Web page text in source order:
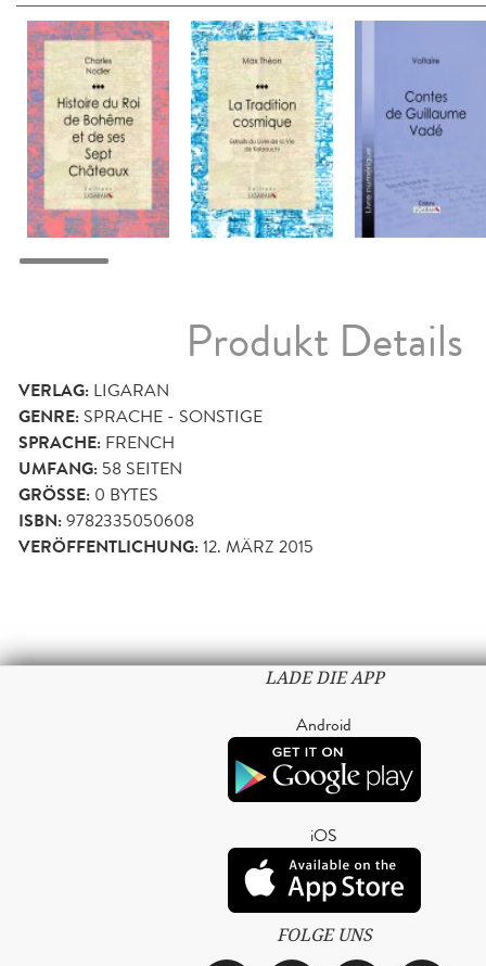
Produkt Details
VERLAG: LIGARAN
GENRE: SPRACHE - SONSTIGE
SPRACHE: FRENCH
UMFANG: 58 SEITEN
GRÖSSE: 0 BYTES
ISBN:9782335050608
VERÖFFENTLICHUNG:12. MÄRZ 2015
LADE DIE APP
Android
iOS
FOLGE UNS